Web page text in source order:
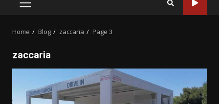
PRIMARY
Home Blog zaccaria Page 3
zaccaria